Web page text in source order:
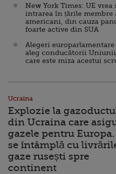
New York Times: UE vrea
intrarea în țările membre
americani, din cauza
foarte active din SUA
Alegeri europarlamentare
aleg conducătorii Uniunii
care este miza acestui
Ucraina
Explozie la
din Ucraina care
gazele pentru Europa.
se întâmplă cu
gaze rusești spre
continent